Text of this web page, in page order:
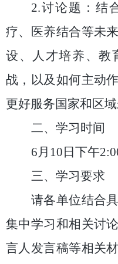
2.讨论题：结
疗、医养结合等未
设、人才培养、教
战，以及如何主动
更好服务国家和区
二、学习时间
6月 10 日 下午
三、学习要求
请各单位结合
集中学习和相关讨
言人发言稿等相关